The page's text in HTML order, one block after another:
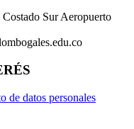
Sur Aeropuerto
de datos personales